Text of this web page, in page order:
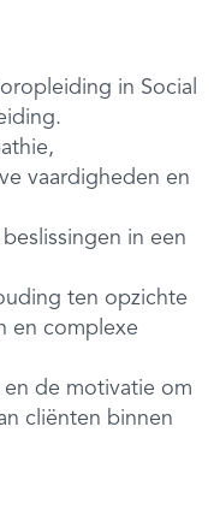
in Social
vaardigheden en
in een
ten opzichte
en complexe
de motivatie om
cliënten binnen